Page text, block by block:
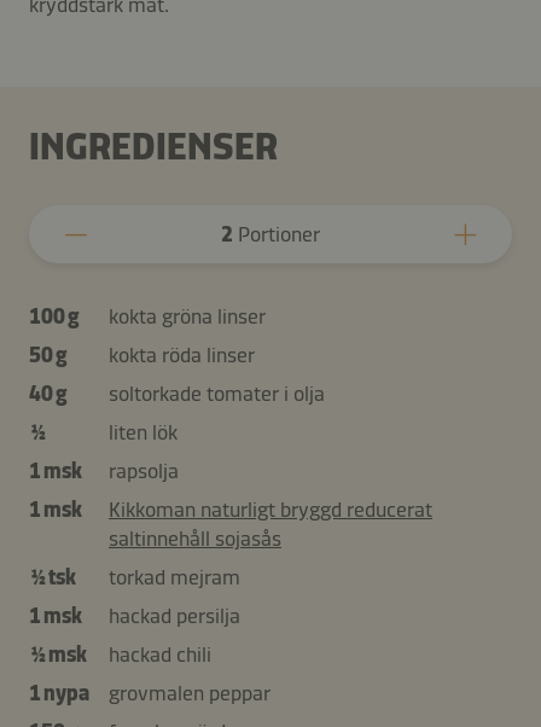
INGREDIENSER
2 Portioner
100 g
kokta gröna linser
50 g
kokta röda linser
40 g
soltorkade tomater i olja
½
liten lök
1 msk
rapsolja
1 msk
Kikkoman naturligt bryggd reducerat
saltinnehåll sojasås
½ tsk
torkad mejram
1 msk
hackad persilja
½ msk
hackad chili
1 nypa
grovmalen peppar